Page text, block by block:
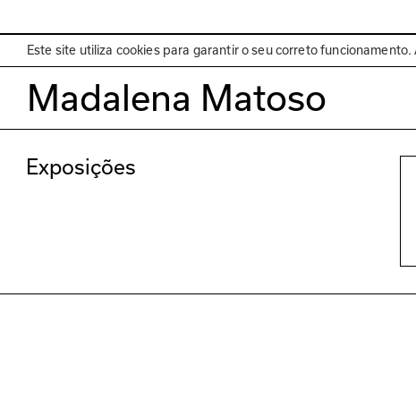
EN Programa
Este site utiliza cookies para garantir o seu correto
Madalena Matoso
Exposições